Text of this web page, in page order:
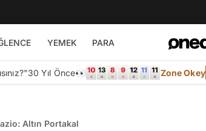
YEMEK PARA
30 Yıl Önce👀 Zone Okey
Altın Portakal